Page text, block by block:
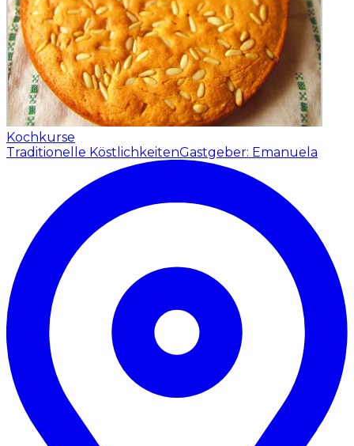
Kochkurse
Traditionelle KöstlichkeitenGastgeber: Emanuela